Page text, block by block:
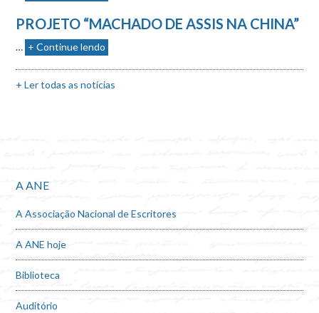
PROJETO “MACHADO DE ASSIS NA CHINA”
… + Continue lendo
+ Ler todas as notícias
A ANE
A Associação Nacional de Escritores
A ANE hoje
Biblioteca
Auditório